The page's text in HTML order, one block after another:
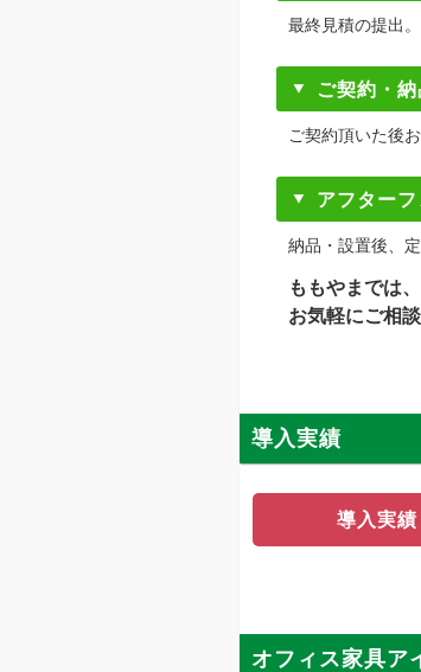
最終見積の提出。
ご契約・納
ご契約頂いた後
アフター
納品・設置後、
ももやまでは
お気軽にご相談
導入実績
導入実績
オフィス家具ア